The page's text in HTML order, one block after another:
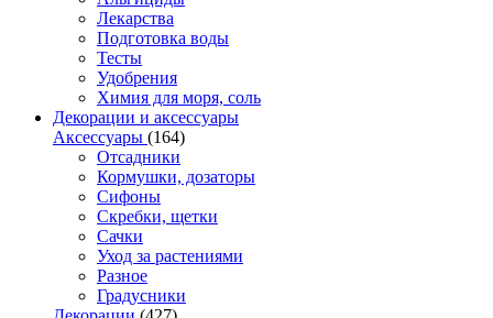
Лекарства
Подготовка воды
Тесты
Удобрения
Химия для моря, соль
Декорации и аксессуары
Аксессуары (164)
Отсадники
Кормушки, дозаторы
Сифоны
Скребки, щетки
Сачки
Уход за растениями
Разное
Градусники